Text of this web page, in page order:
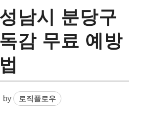
남시 분당구
감 무료 예방
by 로직플로우